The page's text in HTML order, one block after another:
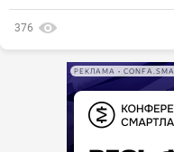
376
РЕКЛАМА •